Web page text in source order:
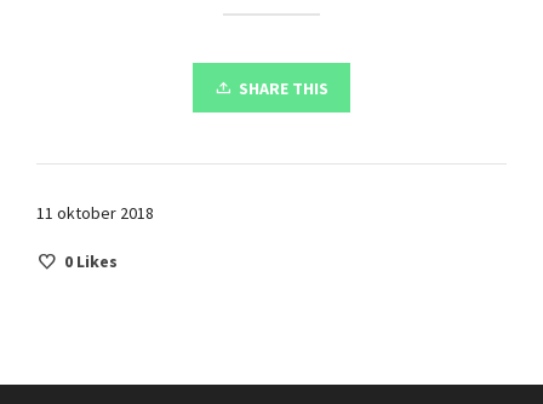
SHARE THIS
11 oktober 2018
0 Likes